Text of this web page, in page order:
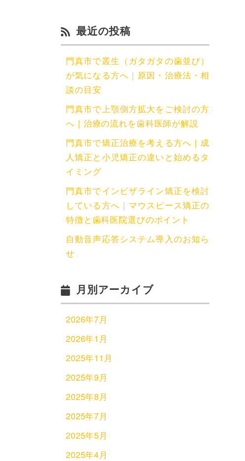
最近の投稿
門真市で叢生（ガタガタの歯並び）
が気になる方へ｜原因・治療法・相
談の目安
門真市で上顎側方拡大をご検討の方
へ｜治療の流れを歯科医師が解説
門真市で矯正治療を考える方へ｜成
人矯正と小児矯正の違いと始めるタ
イミング
門真市でインビザライン矯正を検討
している方へ｜マウスピース矯正の
特徴と歯科医院選びのポイント
自動音声応答システム導入のお知ら
せ
月別アーカイブ
2026年7月
2026年1月
2025年11月
2025年9月
2025年8月
2025年7月
2025年5月
2025年4月